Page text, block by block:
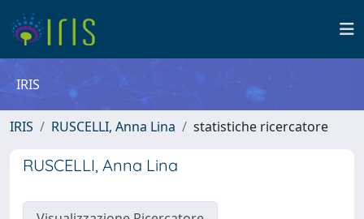
IRIS
IRIS RUSCELLI, Anna Lina statistiche ricercatore
RUSCELLI, Anna Lina